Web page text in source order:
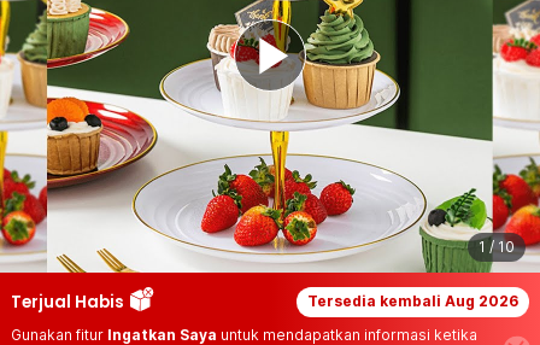
1 / 10
Terjual Habis Tersedia kembali Aug 2026
Gunakan fitur Ingatkan Saya untuk mendapatkan informasi ketika